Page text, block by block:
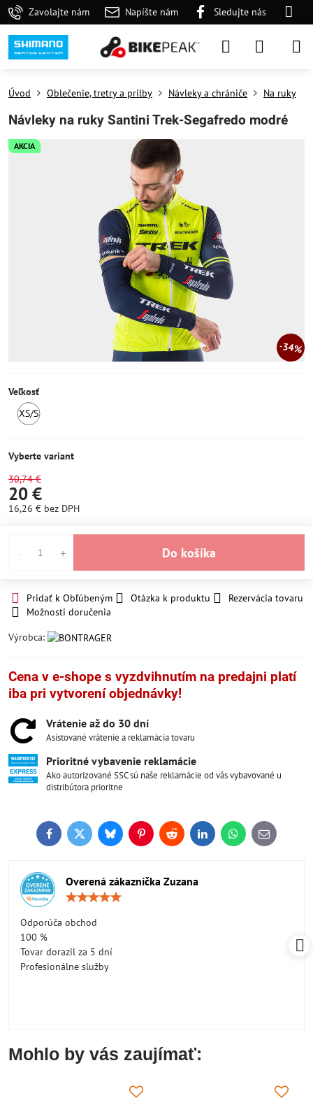
Zavolajte nám Napíšte nám Sledujte nás
AKCIA
34%
Úvod Oblečenie, tretry a prilby Návleky a chrániče Na ruky
Návleky na ruky Santini Trek-Segafredo modré
Veľkosť
XS/S
Vyberte variant
30,74 €
20 €
16,26 € bez DPH
Do košíka
Pridať k Obľúbeným Otázka k produktu
Rezervácia tovaru
Možnosti doručenia
Výrobca:
Cena v e-shope s vyzdvihnutím na predajni platí
iba pri vytvorení objednávky!
Vrátenie až do 30 dní
Asistované vrátenie a reklamácia tovaru
Prioritné vybavenie reklamácie
Ako autorizované SSC sú naše reklamácie od vás vybavované u
distribútora prioritne
FacebookTwitterBlueskyPinterestReddit LinkedInWhatsApp
E-
mail
Overená zákazníčka Zuzana
Odporúča obchod
100 %
Tovar dorazil za 5 dní
Profesionálne služby
Mohlo by vás zaujímať: